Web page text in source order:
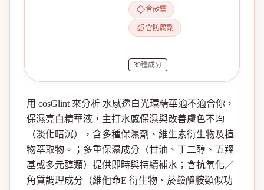
含矽靈
含防腐劑
39種成分
用 cosGlint 來分析 水感透白光環精華適不適合你，
保濕亮白精華液，主打水感保濕與改善膚色不均
（淡化暗沉），含多種保濕劑、維生素衍生物及植
物萃取物。；多重保濕成分（甘油、丁二醇、五羥
基或多元醇類）提供即時與持續補水；含抗氧化／
角質調理成分（維他命E 衍生物、菸鹼醯胺類似功